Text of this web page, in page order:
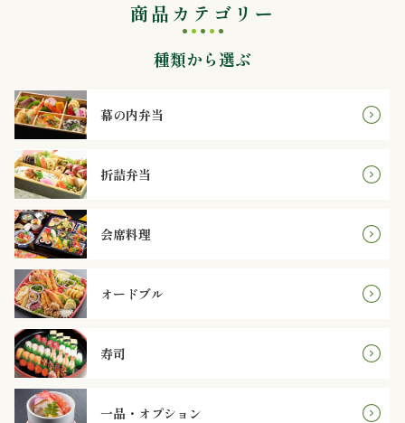
当
折
詰
弁
当
会
席
料
理
商品カテゴリー
種類から選ぶ
幕の内弁当
折詰弁当
会席料理
オードブル
寿司
一品・オプション